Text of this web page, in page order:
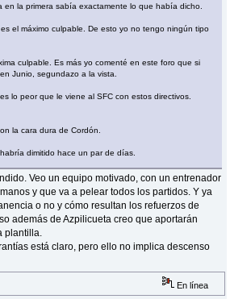
en la primera sabía exactamente lo que había dicho.
el máximo culpable. De esto yo no tengo ningún tipo
culpable. Es más yo comenté en este foro que si
Junio, segundazo a la vista.
lo peor que le viene al SFC con estos directivos.
la cara dura de Cordón.
dimitido hace un par de días.
Veo un equipo motivado, con un entrenador
y que va a pelear todos los partidos. Y ya
o no y cómo resultan los refuerzos de
además de Azpilicueta creo que aportarán
plantilla.
está claro, pero ello no implica descenso
En línea